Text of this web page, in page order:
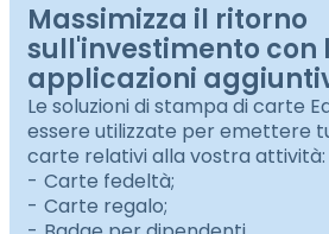
Massimizza il ritorno
sull'investimento con
applicazioni
Le soluzioni di stampa di carte
essere utilizzate per emettere
carte relativi alla vostra attività:
Carte fedeltà;
Carte regalo;